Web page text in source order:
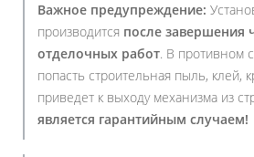
Важное предупреждение:
производится после завершения
отделочных работ. В противном
попасть строительная пыль, клей,
приведет к выходу механизма из
является гарантийным случаем!